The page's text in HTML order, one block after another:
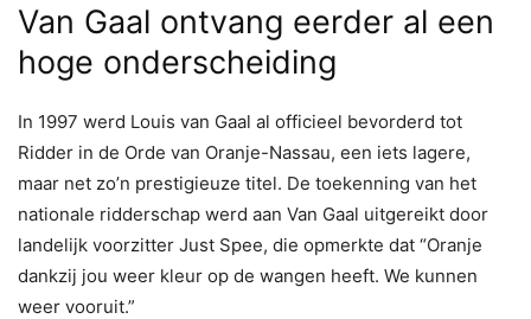
Van Gaal ontvang eerder al een
hoge onderscheiding
In 1997 werd Louis van Gaal al officieel bevorderd tot
Ridder in de Orde van Oranje-Nassau, een iets lagere,
maar net zo’n prestigieuze titel. De toekenning van het
nationale ridderschap werd aan Van Gaal uitgereikt door
landelijk voorzitter Just Spee, die opmerkte dat “Oranje
dankzij jou weer kleur op de wangen heeft. We kunnen
weer vooruit.”